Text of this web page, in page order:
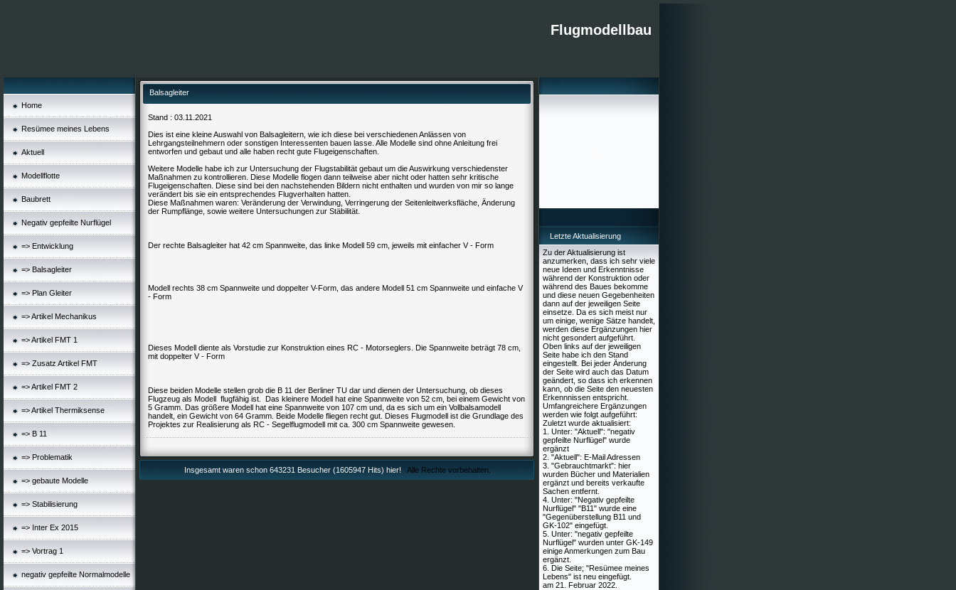
Flugmodellbau
Home
Resümee meines Lebens
Aktuell
Modellflotte
Baubrett
Negativ gepfeilte Nurflügel
=> Entwicklung
=> Balsagleiter
=> Plan Gleiter
=> Artikel Mechanikus
=> Artikel FMT 1
=> Zusatz Artikel FMT
=> Artikel FMT 2
=> Artikel Thermiksense
=> B 11
=> Problematik
=> gebaute Modelle
=> Stabilisierung
=> Inter Ex 2015
=> Vortrag 1
negativ gepfeilte Normalmodelle
Balsagleiter
Stand : 03.11.2021
Dies ist eine kleine Auswahl von Balsagleitern, wie ich diese bei verschiedenen Anlässen von
Lehrgangsteilnehmern oder sonstigen Interessenten bauen lasse. Alle Modelle sind ohne Anleitung frei
entworfen und gebaut und alle haben recht gute Flugeigenschaften.
Weitere Modelle habe ich zur Untersuchung der Flugstabilität gebaut um die Auswirkung verschiedenster
Maßnahmen zu kontrollieren. Diese Modelle flogen dann teilweise aber nicht oder hatten sehr kritische
Flugeigenschaften. Diese sind bei den nachstehenden Bildern nicht enthalten und wurden von mir so lange
verändert bis sie ein entsprechendes Flugverhalten hatten.
Diese Maßnahmen waren: Veränderung der Verwindung, Verringerung der Seitenleitwerksfläche, Änderung
der Rumpflänge, sowie weitere Untersuchungen zur Stäbilität.
Der rechte Balsagleiter hat 42 cm Spannweite, das linke Modell 59 cm, jeweils mit einfacher V - Form
Modell rechts 38 cm Spannweite und doppelter V-Form, das andere Modell 51 cm Spannweite und einfache V
- Form
Dieses Modell diente als Vorstudie zur Konstruktion eines RC - Motorseglers. Die Spannweite beträgt 78 cm,
mit doppelter V - Form
Diese beiden Modelle stellen grob die B 11 der Berliner TU dar und dienen der Untersuchung, ob dieses
Flugzeug als Modell flugfähig ist. Das kleinere Modell hat eine Spannweite von 52 cm, bei einem Gewicht von
5 Gramm. Das größere Modell hat eine Spannweite von 107 cm und, da es sich um ein Vollbalsamodell
handelt, ein Gewicht von 64 Gramm. Beide Modelle fliegen recht gut. Dieses Flugmodell ist die Grundlage des
Projektes zur Realisierung als RC - Segelflugmodell mit ca. 300 cm Spannweite gewesen.
Insgesamt waren schon 643231 Besucher (1605947 Hits) hier! Alle Rechte vorbehalten.
Letzte Aktualisierung
Zu der Aktualisierung ist
anzumerken, dass ich sehr viele
neue Ideen und Erkenntnisse
während der Konstruktion oder
während des Baues bekomme
und diese neuen Gegebenheiten
dann auf der jeweiligen Seite
einsetze. Da es sich meist nur
um einige, wenige Sätze handelt,
werden diese Ergänzungen hier
nicht gesondert aufgeführt.
Oben links auf der jeweiligen
Seite habe ich den Stand
eingestellt. Bei jeder Änderung
der Seite wird auch das Datum
geändert, so dass ich erkennen
kann, ob die Seite den neuesten
Erkennnissen entspricht.
Umfangreichere Ergänzungen
werden wie folgt aufgeführt:
Zuletzt wurde aktualisiert:
1. Unter: "Aktuell": "negativ
gepfeilte Nurflügel" wurde
ergänzt
2. "Aktuell": E-Mail Adressen
3. "Gebrauchtmarkt": hier
wurden Bücher und Materialien
ergänzt und bereits verkaufte
Sachen entfernt.
4. Unter: "Negativ gepfeilte
Nurflügel" "B11" wurde eine
"Gegenüberstellung B11 und
GK-102" eingefügt.
5. Unter: "negativ gepfeilte
Nurflügel" wurden unter GK-149
einige Anmerkungen zum Bau
ergänzt.
6. Die Seite; "Resümee meines
Lebens" ist neu eingefügt.
am 21. Februar 2022.